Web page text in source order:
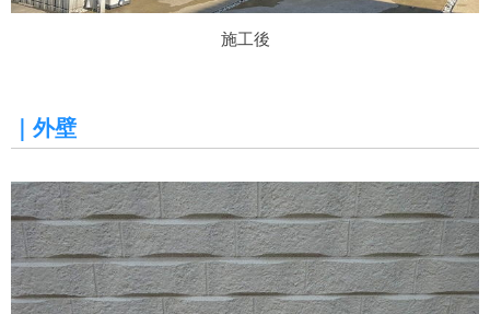
施工後
｜外壁